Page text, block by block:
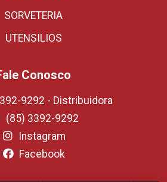
SORVETERIA
UTENSILIOS
Conosco
9292 - Distribuidora
(85) 3392-9292
Instagram
Facebook